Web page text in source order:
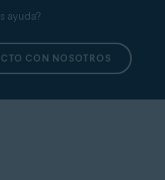
ayuda?
CON NOSOTROS